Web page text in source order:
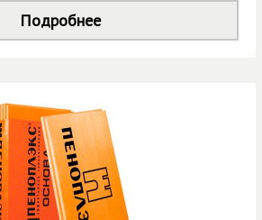
Подробнее